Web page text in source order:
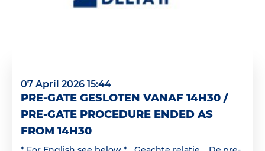
07 April 2026 15:44
PRE-GATE GESLOTEN VANAF 14H30 /
PRE-GATE PROCEDURE ENDED AS
FROM 14H30